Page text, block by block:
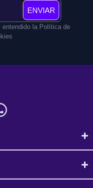
ENVIAR
entendido la Política de